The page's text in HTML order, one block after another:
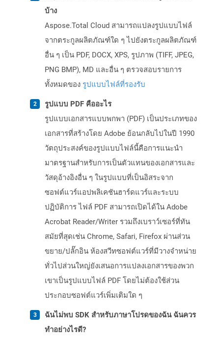
บ้าง
Aspose.Total Cloud สามารถแปลงรูปแบบไฟล์
จากตระกูลผลิตภัณฑ์ใด ๆ ไปยังตระกูลผลิตภัณฑ์
อื่น ๆ เป็น PDF, DOCX, XPS, รูปภาพ (TIFF, JPEG,
PNG BMP), MD และอื่น ๆ ตรวจสอบรายการ
ทั้งหมดของ รูปแบบไฟล์ที่รองรับ
รูปแบบ PDF คืออะไร
รูปแบบเอกสารแบบพกพา (PDF) เป็นประเภทของ
เอกสารที่สร้างโดย Adobe ย้อนกลับไปในปี 1990
วัตถุประสงค์ของรูปแบบไฟล์นี้คือการแนะนำ
มาตรฐานสำหรับการเป็นตัวแทนของเอกสารและ
วัสดุอ้างอิงอื่น ๆ ในรูปแบบที่เป็นอิสระจาก
ซอฟต์แวร์แอปพลิเคชันฮาร์ดแวร์และระบบ
ปฏิบัติการ ไฟล์ PDF สามารถเปิดได้ใน Adobe
Acrobat Reader/Writer รวมถึงเบราว์เซอร์ที่ทัน
สมัยที่สุดเช่น Chrome, Safari, Firefox ผ่านส่วน
ขยาย/ปลั๊กอิน ห้องสวีทซอฟต์แวร์ที่มีวางจำหน่าย
ทั่วไปส่วนใหญ่ยังเสนอการแปลงเอกสารของพวก
เขาเป็นรูปแบบไฟล์ PDF โดยไม่ต้องใช้ส่วน
ประกอบซอฟต์แวร์เพิ่มเติมใด ๆ
ฉันไม่พบ SDK สำหรับภาษาโปรดของฉัน ฉันควร
ทำอย่างไรดี?